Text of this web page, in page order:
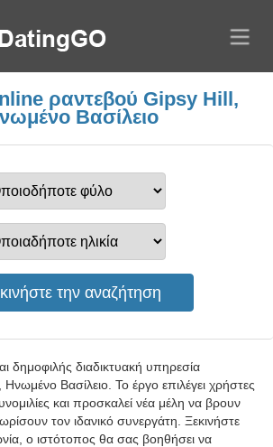
ραντεβού Gipsy Hill,
Βασίλειο
δημοφιλής διαδικτυακή υπηρεσία
Βασίλειο. Το έργο επιλέγει χρήστες
και προσκαλεί νέα μέλη να βρουν
τον ιδανικό συνεργάτη. Ξεκινήστε
ο ιστότοπος θα σας βοηθήσει να